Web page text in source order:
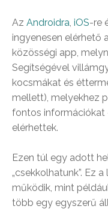
Az Androidra, iOS-re
ingyenesen elérhető
közösségi app,
Segítségével
kocsmákat és
mellett), melyekhez
fontos információkat
elérhettek.
Ezen túl egy adott
„csekkolhatunk”. Ez
működik, mint
több egy egyszerű